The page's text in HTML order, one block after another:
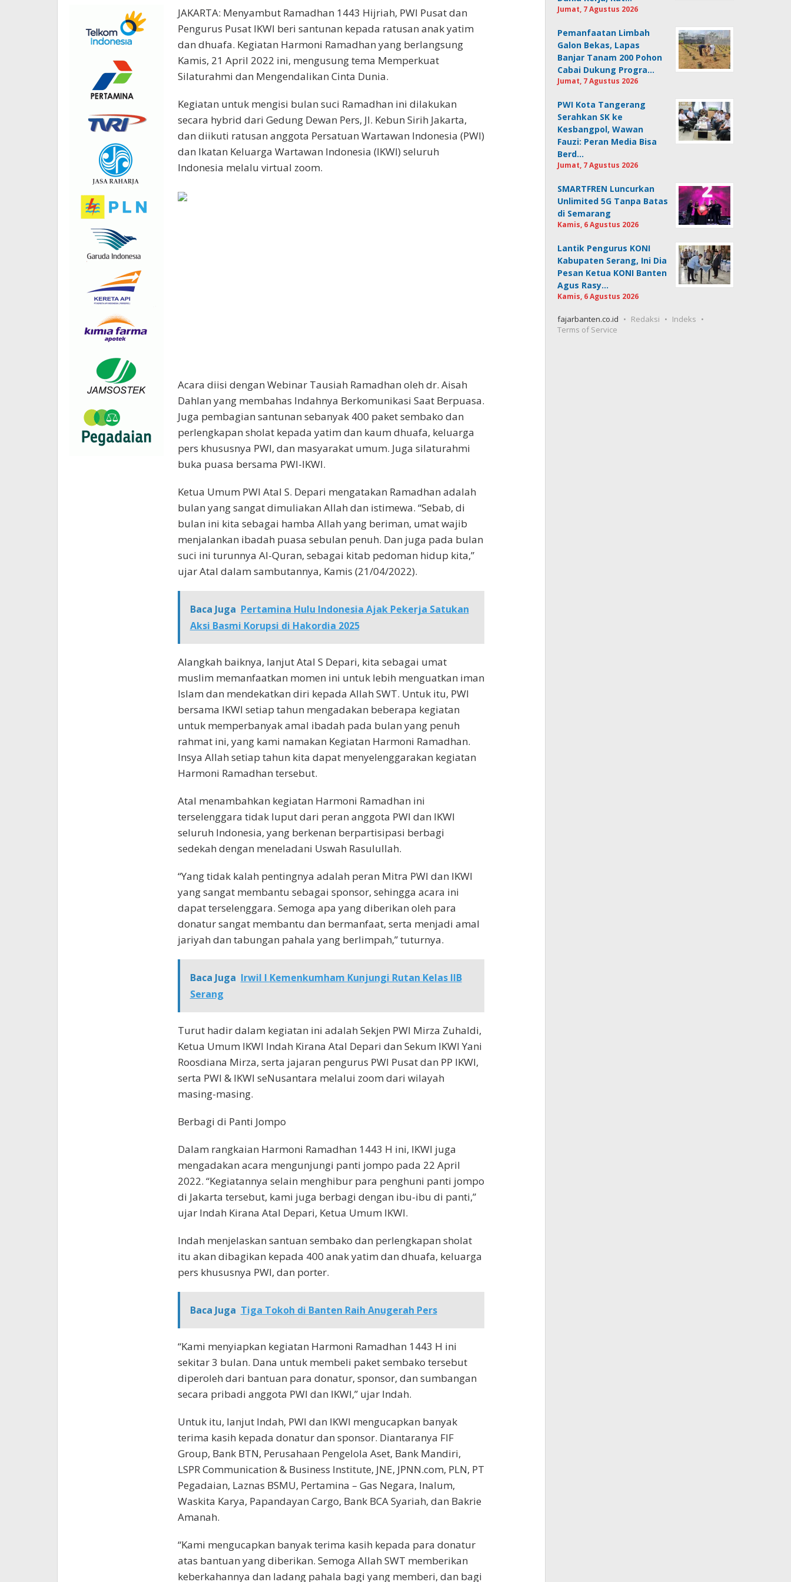
JAKARTA: Menyambut Ramadhan 1443 Hijriah, PWI Pusat dan
Pengurus Pusat IKWI beri santunan kepada ratusan anak yatim
dan dhuafa. Kegiatan Harmoni Ramadhan yang berlangsung
Kamis, 21 April 2022 ini, mengusung tema Memperkuat
Silaturahmi dan Mengendalikan Cinta Dunia.
Kegiatan untuk mengisi bulan suci Ramadhan ini dilakukan
secara hybrid dari Gedung Dewan Pers, Jl. Kebun Sirih Jakarta,
dan diikuti ratusan anggota Persatuan Wartawan Indonesia (PWI)
dan Ikatan Keluarga Wartawan Indonesia (IKWI) seluruh
Indonesia melalu virtual zoom.
Acara diisi dengan Webinar Tausiah Ramadhan oleh dr. Aisah
Dahlan yang membahas Indahnya Berkomunikasi Saat Berpuasa.
Juga pembagian santunan sebanyak 400 paket sembako dan
perlengkapan sholat kepada yatim dan kaum dhuafa, keluarga
pers khususnya PWI, dan masyarakat umum. Juga silaturahmi
buka puasa bersama PWI-IKWI.
Ketua Umum PWI Atal S. Depari mengatakan Ramadhan adalah
bulan yang sangat dimuliakan Allah dan istimewa. “Sebab, di
bulan ini kita sebagai hamba Allah yang beriman, umat wajib
menjalankan ibadah puasa sebulan penuh. Dan juga pada bulan
suci ini turunnya Al-Quran, sebagai kitab pedoman hidup kita,”
ujar Atal dalam sambutannya, Kamis (21/04/2022).
Baca Juga Pertamina Hulu Indonesia Ajak Pekerja Satukan
Aksi Basmi Korupsi di Hakordia 2025
Alangkah baiknya, lanjut Atal S Depari, kita sebagai umat
muslim memanfaatkan momen ini untuk lebih menguatkan iman
Islam dan mendekatkan diri kepada Allah SWT. Untuk itu, PWI
bersama IKWI setiap tahun mengadakan beberapa kegiatan
untuk memperbanyak amal ibadah pada bulan yang penuh
rahmat ini, yang kami namakan Kegiatan Harmoni Ramadhan.
Insya Allah setiap tahun kita dapat menyelenggarakan kegiatan
Harmoni Ramadhan tersebut.
Atal menambahkan kegiatan Harmoni Ramadhan ini
terselenggara tidak luput dari peran anggota PWI dan IKWI
seluruh Indonesia, yang berkenan berpartisipasi berbagi
sedekah dengan meneladani Uswah Rasulullah.
“Yang tidak kalah pentingnya adalah peran Mitra PWI dan IKWI
yang sangat membantu sebagai sponsor, sehingga acara ini
dapat terselenggara. Semoga apa yang diberikan oleh para
donatur sangat membantu dan bermanfaat, serta menjadi amal
jariyah dan tabungan pahala yang berlimpah,” tuturnya.
Baca Juga Irwil I Kemenkumham Kunjungi Rutan Kelas IIB
Serang
Turut hadir dalam kegiatan ini adalah Sekjen PWI Mirza Zuhaldi,
Ketua Umum IKWI Indah Kirana Atal Depari dan Sekum IKWI Yani
Roosdiana Mirza, serta jajaran pengurus PWI Pusat dan PP IKWI,
serta PWI & IKWI seNusantara melalui zoom dari wilayah
masing-masing.
Berbagi di Panti Jompo
Dalam rangkaian Harmoni Ramadhan 1443 H ini, IKWI juga
mengadakan acara mengunjungi panti jompo pada 22 April
2022. “Kegiatannya selain menghibur para penghuni panti jompo
di Jakarta tersebut, kami juga berbagi dengan ibu-ibu di panti,”
ujar Indah Kirana Atal Depari, Ketua Umum IKWI.
Indah menjelaskan santuan sembako dan perlengkapan sholat
itu akan dibagikan kepada 400 anak yatim dan dhuafa, keluarga
pers khususnya PWI, dan porter.
Baca Juga Tiga Tokoh di Banten Raih Anugerah Pers
“Kami menyiapkan kegiatan Harmoni Ramadhan 1443 H ini
sekitar 3 bulan. Dana untuk membeli paket sembako tersebut
diperoleh dari bantuan para donatur, sponsor, dan sumbangan
secara pribadi anggota PWI dan IKWI,” ujar Indah.
Untuk itu, lanjut Indah, PWI dan IKWI mengucapkan banyak
terima kasih kepada donatur dan sponsor. Diantaranya FIF
Group, Bank BTN, Perusahaan Pengelola Aset, Bank Mandiri,
LSPR Communication & Business Institute, JNE, JPNN.com, PLN, PT
Pegadaian, Laznas BSMU, Pertamina – Gas Negara, Inalum,
Waskita Karya, Papandayan Cargo, Bank BCA Syariah, dan Bakrie
Amanah.
“Kami mengucapkan banyak terima kasih kepada para donatur
atas bantuan yang diberikan. Semoga Allah SWT memberikan
keberkahannya dan ladang pahala bagi yang memberi, dan bagi
Jumat, 7 Agustus 2026
Pemanfaatan Limbah
Galon Bekas, Lapas
Banjar Tanam 200 Pohon
Cabai Dukung Progra…
Jumat, 7 Agustus 2026
PWI Kota Tangerang
Serahkan SK ke
Kesbangpol, Wawan
Fauzi: Peran Media Bisa
Berd…
Jumat, 7 Agustus 2026
SMARTFREN Luncurkan
Unlimited 5G Tanpa Batas
di Semarang
Kamis, 6 Agustus 2026
Lantik Pengurus KONI
Kabupaten Serang, Ini Dia
Pesan Ketua KONI Banten
Agus Rasy…
Kamis, 6 Agustus 2026
fajarbanten.co.id Redaksi
Indeks
Terms of Service